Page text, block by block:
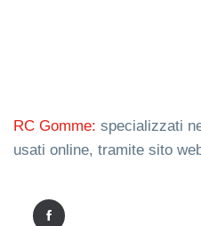
RC Gomme: specializzati
usati online, tramite sito